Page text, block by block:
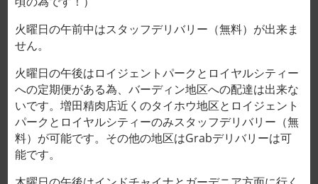
鶏むねミンチ 닭 가슴살 다진 것
ỨC GÀ XAY 15,000VND/100g
サイズ(g)
クリア
鶏むねミンチ 닭 가슴살 다진 것 ỨC GÀ XAY 15,000VND/100g個
火曜日の午前中はスタッフデリバリー（無料）が出来ま
せん。
火曜日の午後はロイジェントパークとロイヤルシティー
への定期便がある為、バーディン地区への配達は出来な
いです。増田精肉店近くのタイホウ地区とロイジェント
パークとロイヤルシティーのみスタッフデリバリー（無
料）が可能です。その他の地区はGrabデリバリーは可
能です。